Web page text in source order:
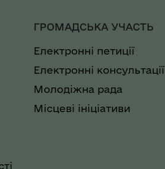
ГРОМАДСЬКА УЧАСТЬ
Електронні петиції
Електронні консультації
Молодіжна рада
Місцеві ініціативи